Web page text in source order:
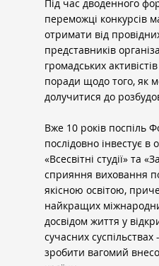
Під час дводенного
переможці конкурсів
отримати від
представників
громадських
поради щодо того, як
долучитися до
Вже 10 років поспіль
послідовно інвестує в
«Всесвітні студії» та
сприяння виховання
якісною освітою,
найкращих
досвідом життя у
сучасних
зробити вагомий